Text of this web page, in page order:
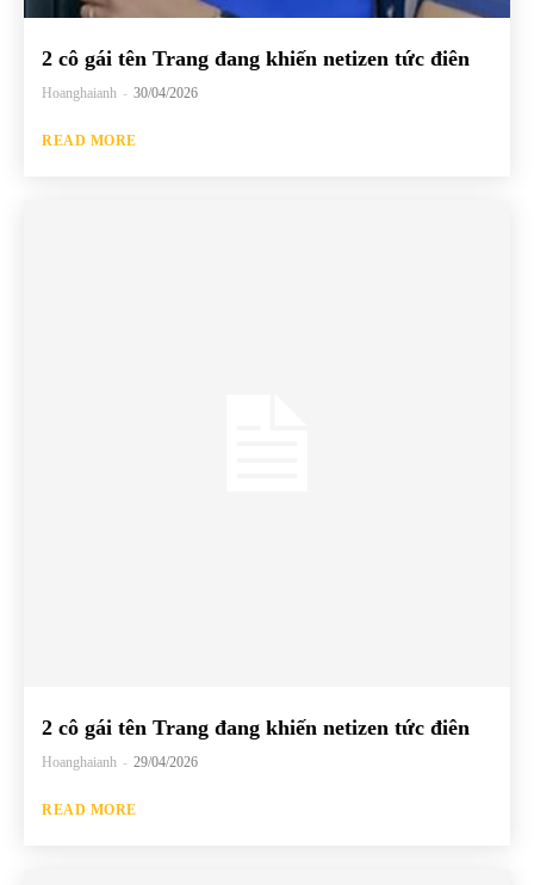
2 cô gái tên Trang đang khiến netizen tức điên
Hoanghaianh - 30/04/2026
READ MORE
2 cô gái tên Trang đang khiến netizen tức điên
Hoanghaianh - 29/04/2026
READ MORE